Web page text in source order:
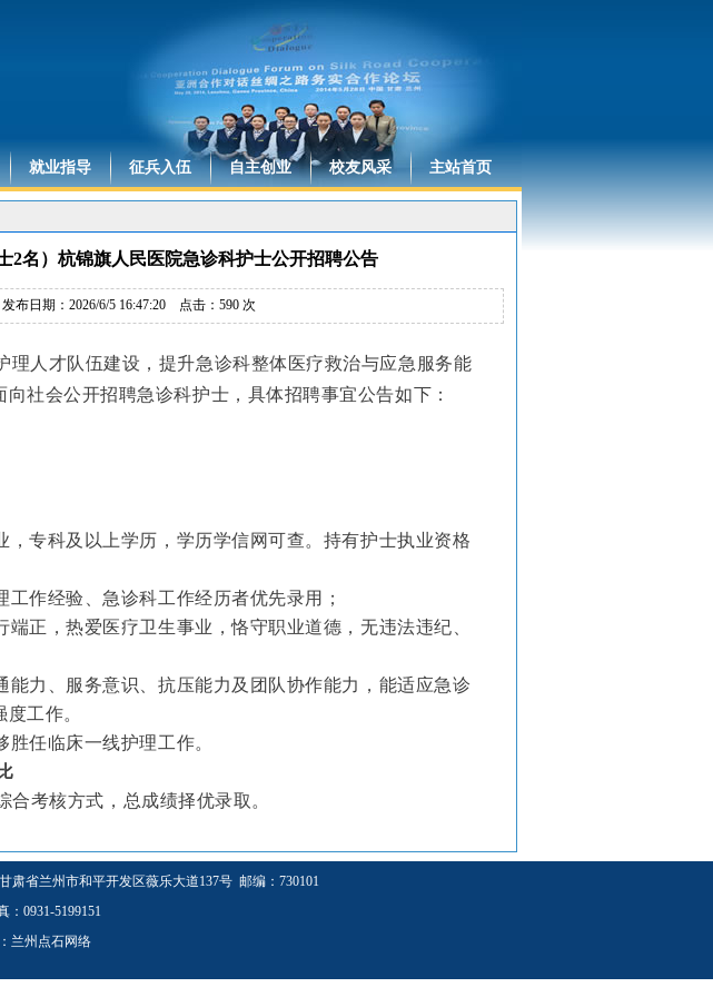
就业指导 征兵入伍 自主创业 校友风采 主站首页
2名）杭锦旗人民医院急诊科护士公开招聘公告
发布日期：2026/6/5 16:47:20 点击： 590 次
理人才队伍建设，提升急诊科整体医疗救治与应急服务能
社会公开招聘急诊科护士，具体招聘事宜公告如下：
，专科及以上学历，学历学信网可查。持有护士执业资格
作经验、急诊科工作经历者优先录用；
正，热爱医疗卫生事业，恪守职业道德，无违法违纪、
能力、服务意识、抗压能力及团队协作能力，能适应急诊
工作。
任临床一线护理工作。
考核方式，总成绩择优录取。
录用
经考核合格，签订聘用合同。
肃省兰州市和平开发区薇乐大道137号 邮编：730101
：0931-5199151
兰州点石网络